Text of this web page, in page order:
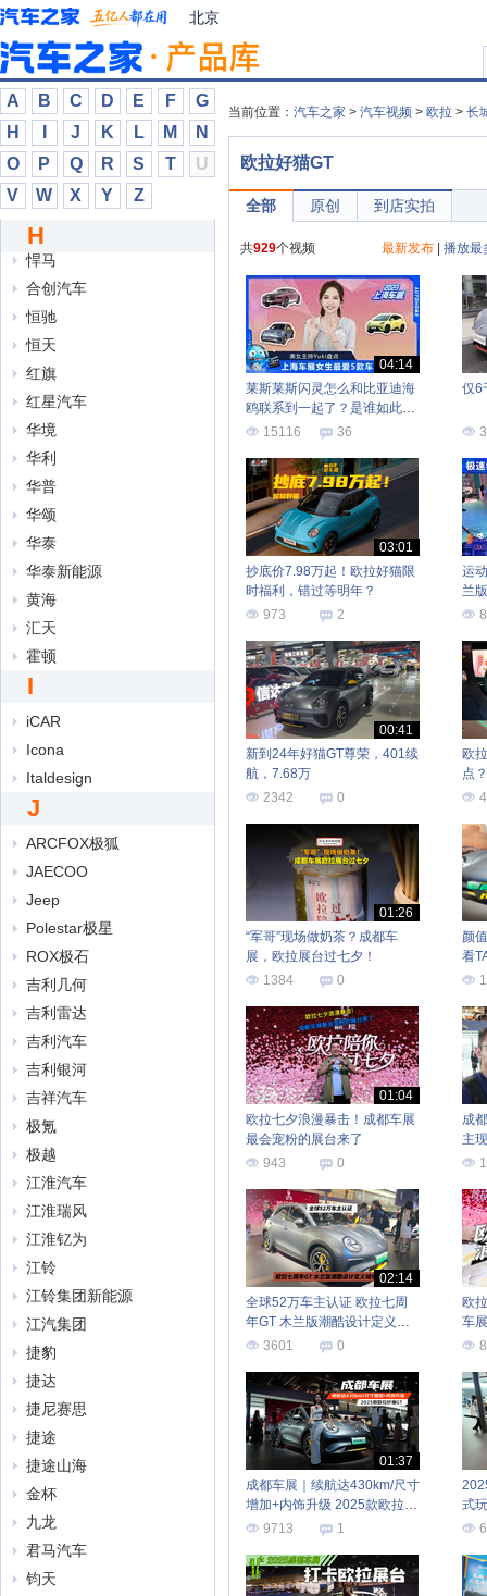
北京
A B C D E F
G
H
J K L M
N
O
P Q R S T
U
V
W X Y Z
Hispano Suiza
Hyperion
哈飞
哈弗
海马
汉龙汽车
汉腾汽车
悍马
合创汽车
恒驰
恒天
红旗
红星汽车
华境
华利
华普
华颂
华泰
华泰新能源
黄海
汇天
霍顿
I
iCAR
Icona
Italdesign
J
ARCFOX极狐
JAECOO
Jeep
Polestar极星
ROX极石
吉利几何
吉利雷达
吉利汽车
吉利银河
吉祥汽车
极氪
极越
江淮汽车
江淮瑞风
江淮钇为
江铃
江铃集团新能源
江汽集团
捷豹
捷达
捷尼赛思
捷途
捷途山海
金杯
九龙
君马汽车
钧天
H
当前位置： 汽车之家 > 汽车视频 > 欧拉 > 长
欧拉好猫GT
全部 原创 到店实拍
共929个视频 最新发布 播放最
04:14
莱斯莱斯闪灵怎么和比亚迪海
鸥联系到一起了？是谁如此博
爱？15116 36
仅6
03:01
抄底价7.98万起！欧拉好猫限
时福利，错过等明年？
973
2
运
兰版
00:41
新到24年好猫GT尊荣，401续
航，7.68万
2342
0
欧
点？
01:26
“军哥”现场做奶茶？成都车
展，欧拉展台过七夕！
1384
0
颜
看
01:04
欧拉七夕浪漫暴击！成都车展
最会宠粉的展台来了
943
0
成
主
02:14
全球52万车主认证 欧拉七周
年GT 木兰版潮酷设计定义城
市经典
3601 0
欧
车
01:37
成都车展｜续航达430km/尺寸
增加+内饰升级 2025款欧拉好
猫GT9713 1
式